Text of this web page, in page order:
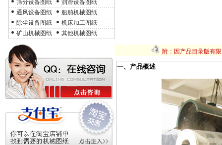
筛分设备图纸
润滑设备图纸
通风设备图纸
船舶机械图纸
除尘设备图纸
机床加工图纸
矿山机械图纸
其他机械图纸
附：因产品目录版有
一、产品概述